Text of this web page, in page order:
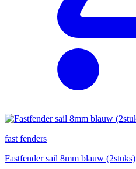
fast fenders
Fastfender sail 8mm blauw (2stuks)